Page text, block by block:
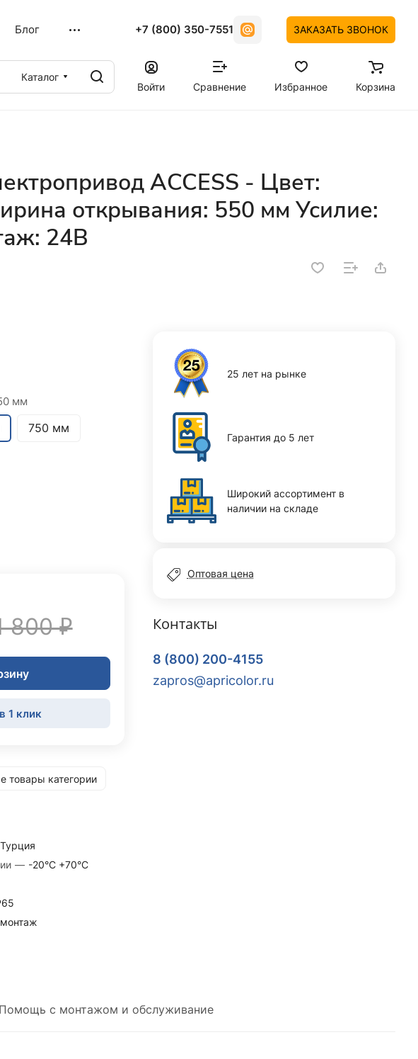
Блог +7 (800) 350-7551 ЗАКАЗАТЬ ЗВОНОК
Каталог
Войти
Сравнение Избранное Корзина
ACCESS - Цвет:
открывания: 550 мм Усилие:
24В
мм
750 мм
800 ₽
1 клик
товары категории
Турция
— -20°С +70°С
25 лет на рынке
Гарантия до 5 лет
Широкий ассортимент в
наличии на складе
Оптовая цена
Контакты
8 (800) 200-4155
zapros@apricolor.ru
Помощь с монтажом и обслуживание